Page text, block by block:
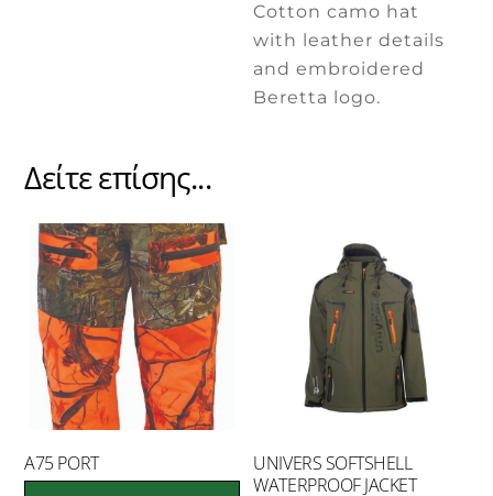
Realtree
Max
5
HD
Cotton camo hat
with leather details
and embroidered
Beretta logo.
Δείτε επίσης...
A75 PORT
UNIVERS SOFTSHELL
WATERPROOF JACKET